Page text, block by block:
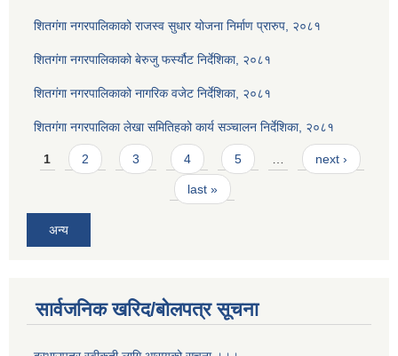
शितगंगा नगरपालिकाको राजस्व सुधार योजना निर्माण प्रारुप, २०८१
शितगंगा नगरपालिकाको बेरुजु फर्स्यौट निर्देशिका, २०८१
शितगंगा नगरपालिकाको नागरिक वजेट निर्देशिका, २०८१
शितगंगा नगरपालिका लेखा समितिहको कार्य सञ्चालन निर्देशिका, २०८१
Pages
1 2 3 4 5 next ›
last »
अन्य
सार्वजनिक खरिद/बोलपत्र सूचना